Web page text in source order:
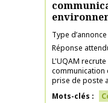
Type d’annonce
Réponse
L'UQAM
communication
prise de poste
Mots-clés